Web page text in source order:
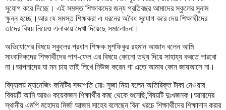
সুযোগ করে দিচ্ছে। এই সমস্ত শিক্ষাকদের জন্য প্রতিবছর আমাদের স্কুলের সুনাম
ক্ষুন্ন হচ্ছে।আর যে সমস্ত শিক্ষকরা এ ধরনের অবৈধ সুযোগ করে দেয় শিক্ষার্থীদের
তাদের বিষয় নিয়েও এলাকায় দেখা দিয়েছে সমালোচনা।
অভিযোগের বিষয়ে স্কুলের প্রধান শিক্ষক মুশফিকুর রহমান আজাদ বলেন আমি
সাংবাদিকদের শিক্ষার্থীদের পাশ-ফেল এর বিষয়ে কোনো তথ্য দিয়ে সাহায্য করতে পারবো
না।আপনাদের যা মন চায় তাই লিখে নিউজ করেন গা এতে আমার কোন জায়আসে না।
বিদ্যালয় ম্যানেজিং কমিটির সভাপতি মোঃ সুজা মিয়া বলেন অতিরিক্ত টাকা নেওয়ার
বিষয়টি আমি আরও কয়েকজন শিক্ষার্থীর কাছ থেকে শুনেছি,বিষয়টি দুঃখজনক।আমাদের
স্থানীয় এমপি মহোদয় মির্জা আজম সাহেব বলেছেন বিনা খরচে শিক্ষার্থীদের শিক্ষাদান করার